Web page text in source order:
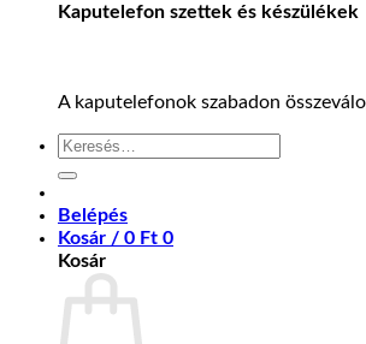
Kaputelefon szettek és készülékek
A kaputelefonok szabadon
Keresés
Belépés
Kosár / 0 Ft 0
Kosár